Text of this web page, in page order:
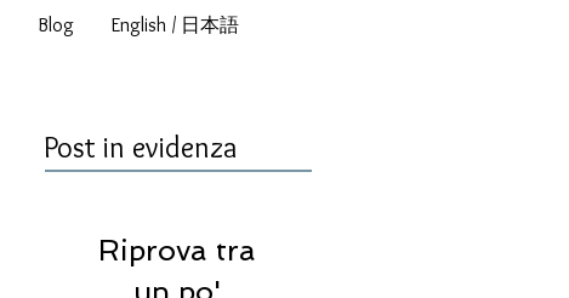
Blog English / 日本語
Post in evidenza
Riprova tra